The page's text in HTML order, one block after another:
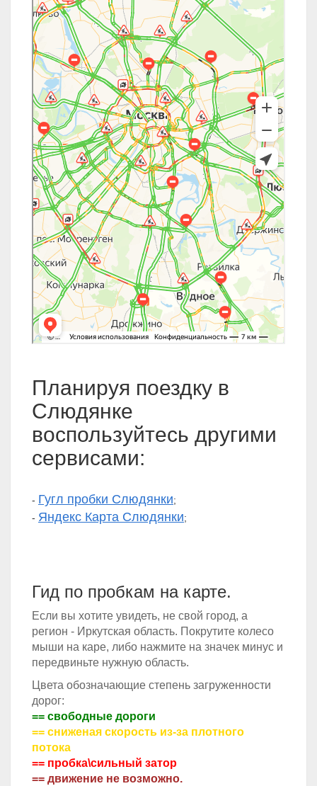
Планируя поездку в
Слюдянке
воспользуйтесь другими
сервисами:
- Гугл пробки Слюдянки;
- Яндекс Карта Слюдянки;
Гид по пробкам на карте.
Если вы хотите увидеть, не свой город, а
регион - Иркутская область. Покрутите колесо
мыши на каре, либо нажмите на значек минус и
передвиньте нужную область.
Цвета обозначающие степень загруженности
дорог:
== свободные дороги
== сниженая скорость из-за плотного
потока
== пробка\сильный затор
== движение не возможно.